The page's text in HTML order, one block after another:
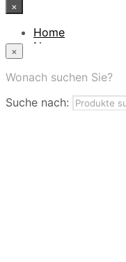
×
Home
News
App
×
Wonach suchen Sie?
Suche nach: